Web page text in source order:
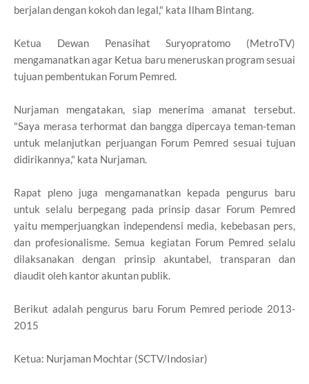
berjalan dengan kokoh dan legal," kata Ilham Bintang.
Ketua Dewan Penasihat Suryopratomo (MetroTV)
mengamanatkan agar Ketua baru meneruskan program sesuai
tujuan pembentukan Forum Pemred.
Nurjaman mengatakan, siap menerima amanat tersebut.
"Saya merasa terhormat dan bangga dipercaya teman-teman
untuk melanjutkan perjuangan Forum Pemred sesuai tujuan
didirikannya," kata Nurjaman.
Rapat pleno juga mengamanatkan kepada pengurus baru
untuk selalu berpegang pada prinsip dasar Forum Pemred
yaitu memperjuangkan independensi media, kebebasan pers,
dan profesionalisme. Semua kegiatan Forum Pemred selalu
dilaksanakan dengan prinsip akuntabel, transparan dan
diaudit oleh kantor akuntan publik.
Berikut adalah pengurus baru Forum Pemred periode 2013-
2015
Ketua: Nurjaman Mochtar (SCTV/Indosiar)